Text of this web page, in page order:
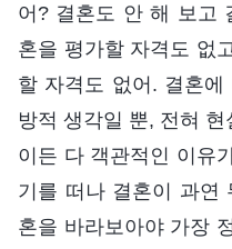
어? 결혼도 안 해 보고
혼을 평가할 자격도 없
할 자격도 없어. 결혼
방적 생각일 뿐, 전혀
이든 다 객관적인 이유
기를 떠나 결혼이 과연
혼을 바라보아야 가장